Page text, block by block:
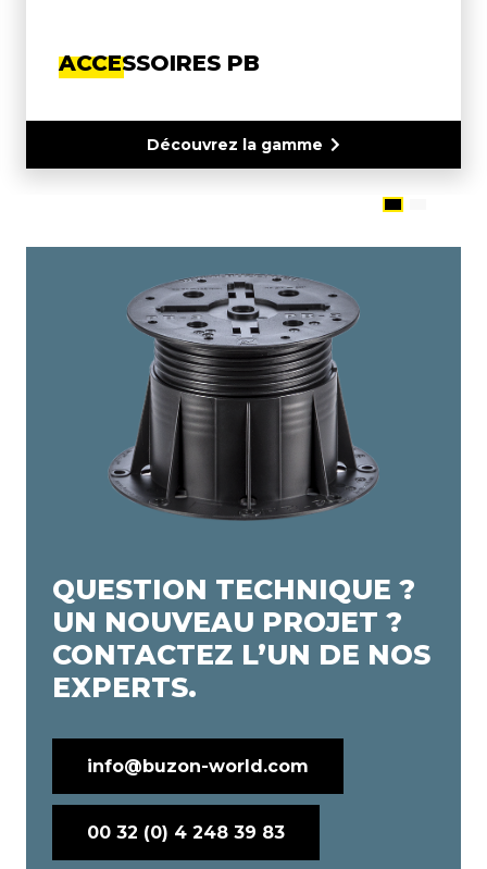
ACCESSOIRES PB
Découvrez la gamme
QUESTION TECHNIQUE ?
UN NOUVEAU PROJET ?
CONTACTEZ L’UN DE NOS
EXPERTS.
info@buzon-world.com
00 32 (0) 4 248 39 83